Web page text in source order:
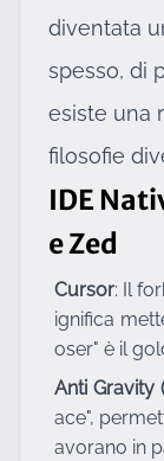
diventata
spesso, di
esiste una
filosofie
IDE
e Zed
Cursor: Il
ignifica
oser" è il
Anti Gravity
ace",
avorano in